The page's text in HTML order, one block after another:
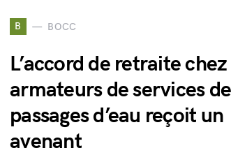
B BOCC
L’accord de retraite
armateurs de services de
passages d’eau reçoit un
avenant